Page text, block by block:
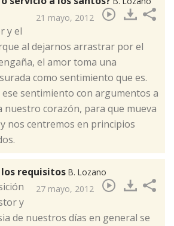
21 mayo, 2012
y el
al dejarnos arrastrar por el
el amor toma una
como sentimiento que es.
sentimiento con argumentos a
nuestro corazón, para que mueva
nos centremos en principios
los requisitos B. Lozano
27 mayo, 2012
y
de nuestros días en general se